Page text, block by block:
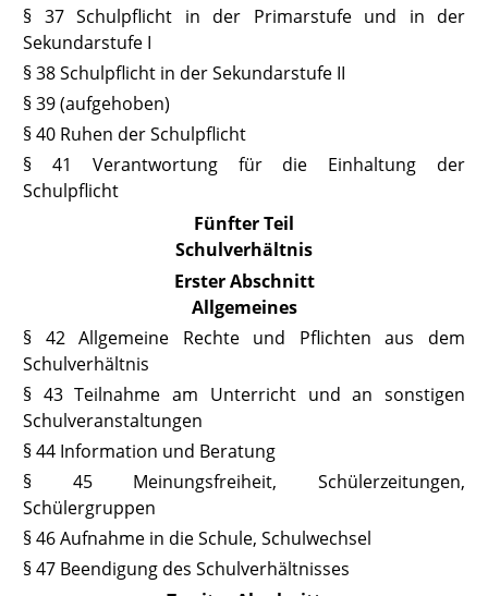
§ 37 Schulpflicht in der Primarstufe und in der
Sekundarstufe I
§ 38 Schulpflicht in der Sekundarstufe II
§ 39 (aufgehoben)
§ 40 Ruhen der Schulpflicht
§ 41 Verantwortung für die Einhaltung der
Schulpflicht
Fünfter Teil
Schulverhältnis
Erster Abschnitt
Allgemeines
§ 42 Allgemeine Rechte und Pflichten aus dem
Schulverhältnis
§ 43 Teilnahme am Unterricht und an sonstigen
Schulveranstaltungen
§ 44 Information und Beratung
§ 45 Meinungsfreiheit, Schülerzeitungen,
Schülergruppen
§ 46 Aufnahme in die Schule, Schulwechsel
§ 47 Beendigung des Schulverhältnisses